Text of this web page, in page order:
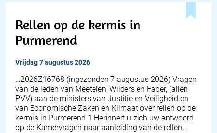
Rellen op de kermis in
Purmerend
vrijdag 7 augustus 2026
… 2026Z16768 (ingezonden 7 augustus 2026) Vragen
van de leden van Meetelen, Wilders en Faber, (allen
PVV) aan de ministers van Justitie en Veiligheid en
van Economische Zaken en Klimaat over rellen op de
kermis in Purmerend 1 Herinnert u zich uw antwoord
op de Kamervragen naar aanleiding van de rellen…